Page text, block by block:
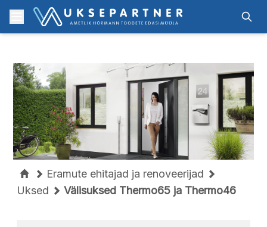
Skip to content
Otsi
Menu
Eramute ehitajad ja renoveerijad
Uksed
Välisuksed Thermo65 ja Thermo46